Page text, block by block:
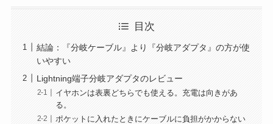
目次
結論：『分岐ケーブル』より『分岐アダプタ』の方が使
いやすい
Lightning端子分岐アダプタのレビュー
イヤホンは表裏どちらでも使える。充電は向きがあ
る。
ポケットに入れたときにケーブルに負担がかからない